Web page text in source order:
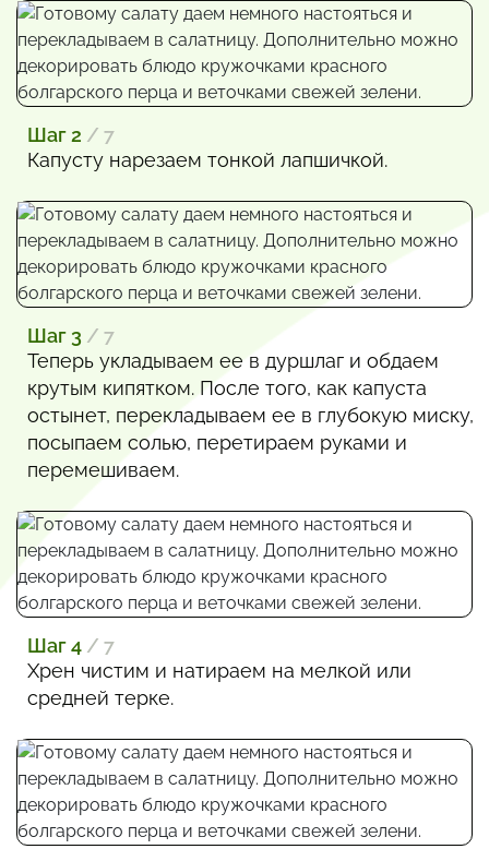
Шаг 2 / 7
Капусту нарезаем тонкой лапшичкой.
Шаг 3 / 7
Теперь укладываем ее в дуршлаг и обдаем
крутым кипятком. После того, как капуста
остынет, перекладываем ее в глубокую миску,
посыпаем солью, перетираем руками и
перемешиваем.
Шаг 4 / 7
Хрен чистим и натираем на мелкой или
средней терке.